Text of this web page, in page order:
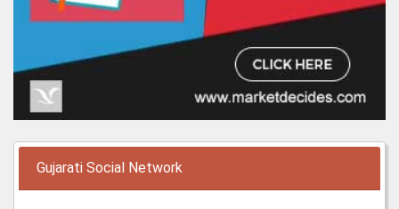
Gujarati Social Network